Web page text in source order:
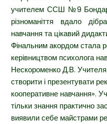
учителем ССШ №9
різноманіття вдало
навчання та цікавий
Фінальним акордом стала
керівництвом психолога
Нескороменко Д.В.
створити і презентувати
кооперативне навчання».
тільки знання практично
виявили себе майстрами